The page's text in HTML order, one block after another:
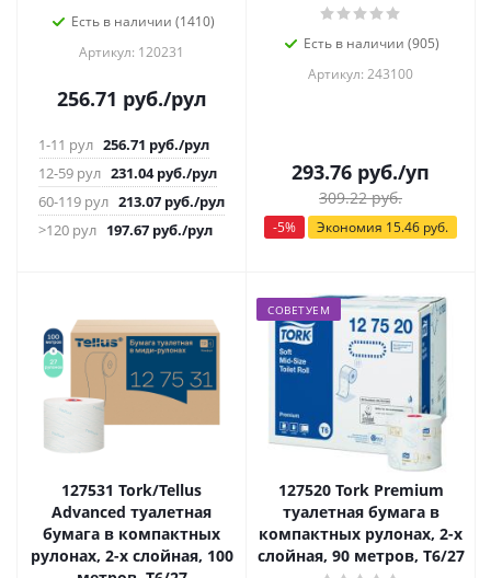
Есть в наличии (1410)
Артикул: 120231
256.71 руб./рул
1-11 рул 256.71 руб./рул
12-59 рул 231.04руб./рул
60-119 рул 213.07 руб./рул
>120 рул 197.67 руб./рул
Есть в наличии (905)
Артикул: 243100
293.76 руб./уп
309.22руб.
-5% Экономия 15.46 руб.
127531 Tork/Tellus
Advanced туалетная
бумага в компактных
рулонах, 2-х слойная, 100
СОВЕТУЕМ
127520 Tork Premium
туалетная бумага в
компактных рулонах, 2-х
слойная, 90 метров, Т6/27